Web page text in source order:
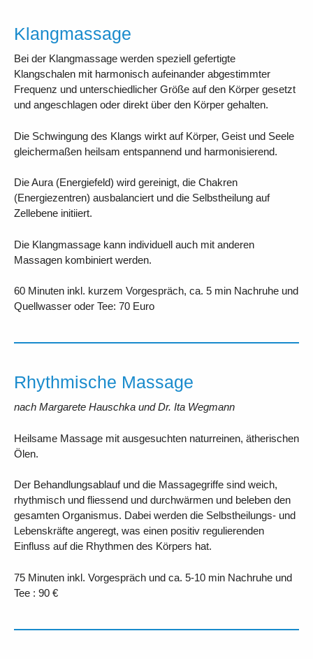
Klangmassage
Bei der Klangmassage werden speziell gefertigte
Klangschalen mit harmonisch aufeinander abgestimmter
Frequenz und unterschiedlicher Größe auf den Körper gesetzt
und angeschlagen oder direkt über den Körper gehalten.
Die Schwingung des Klangs wirkt auf Körper, Geist und Seele
gleichermaßen heilsam entspannend und harmonisierend.
Die Aura (Energiefeld) wird gereinigt, die Chakren
(Energiezentren) ausbalanciert und die Selbstheilung auf
Zellebene initiiert.
Die Klangmassage kann individuell auch mit anderen
Massagen kombiniert werden.
60 Minuten inkl. kurzem Vorgespräch, ca. 5 min Nachruhe und
Quellwasser oder Tee: 70 Euro
Rhythmische Massage
nach Margarete Hauschka und Dr. Ita Wegmann
Heilsame Massage mit ausgesuchten naturreinen, ätherischen
Ölen.
Der Behandlungsablauf und die Massagegriffe sind weich,
rhythmisch und fliessend und durchwärmen und beleben den
gesamten Organismus. Dabei werden die Selbstheilungs- und
Lebenskräfte angeregt, was einen positiv regulierenden
Einfluss auf die Rhythmen des Körpers hat.
75 Minuten inkl. Vorgespräch und ca. 5-10 min Nachruhe und
Tee : 90 €